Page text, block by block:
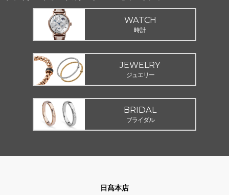
WATCH
時計
JEWELRY
ジュエリー
BRIDAL
ブライダル
日髙本店